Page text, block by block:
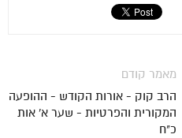
מאמר קודם
הרב קוק - אורות הקודש - ההופעה
המקורית והפרטיות - שער א' אות
כ"ח